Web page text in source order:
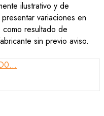
ilustrativo y de
variaciones en
resultado de
sin previo aviso.